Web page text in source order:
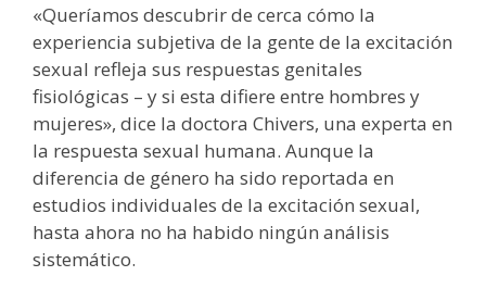
«Queríamos descubrir de cerca cómo la
experiencia subjetiva de la gente de la excitación
sexual refleja sus respuestas genitales
fisiológicas – y si esta difiere entre hombres y
mujeres», dice la doctora Chivers, una experta en
la respuesta sexual humana. Aunque la
diferencia de género ha sido reportada en
estudios individuales de la excitación sexual,
hasta ahora no ha habido ningún análisis
sistemático.